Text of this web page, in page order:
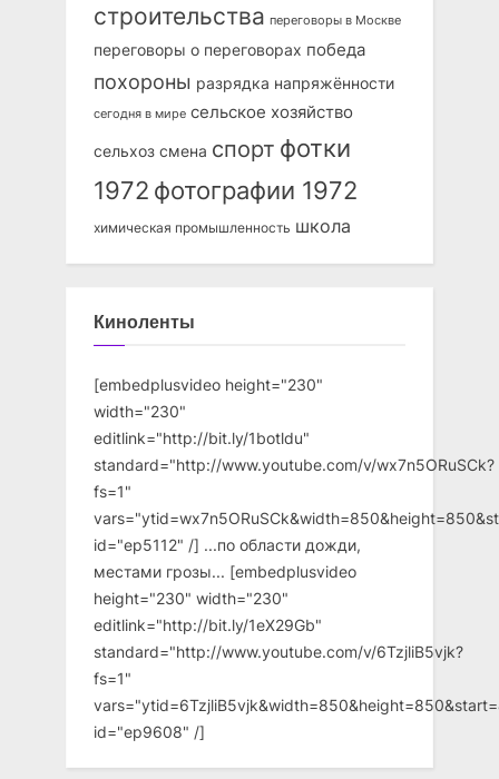
строительства переговоры в Москве
переговоры о переговорах победа
похороны разрядка напряжённости
сегодня в мире сельское хозяйство
сельхоз смена спорт фотки
1972 фотографии 1972
химическая промышленность школа
Киноленты
[embedplusvideo height="230"
width="230"
editlink="http://bit.ly/1botldu"
standard="http://www.youtube.com/v/wx7n5ORuSCk?
fs=1"
id="ep5112" /] ...по области дожди,
местами грозы... [embedplusvideo
height="230" width="230"
editlink="http://bit.ly/1eX29Gb"
standard="http://www.youtube.com/v/6TzjliB5vjk?
fs=1"
id="ep9608" /]